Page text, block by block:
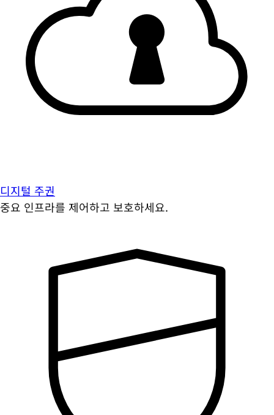
디지털 주권
중요 인프라를 제어하고 보호하세요.